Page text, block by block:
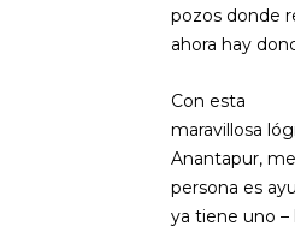
pozos donde
ahora hay
Con esta
maravillosa
Anantapur,
persona es
ya tiene uno –